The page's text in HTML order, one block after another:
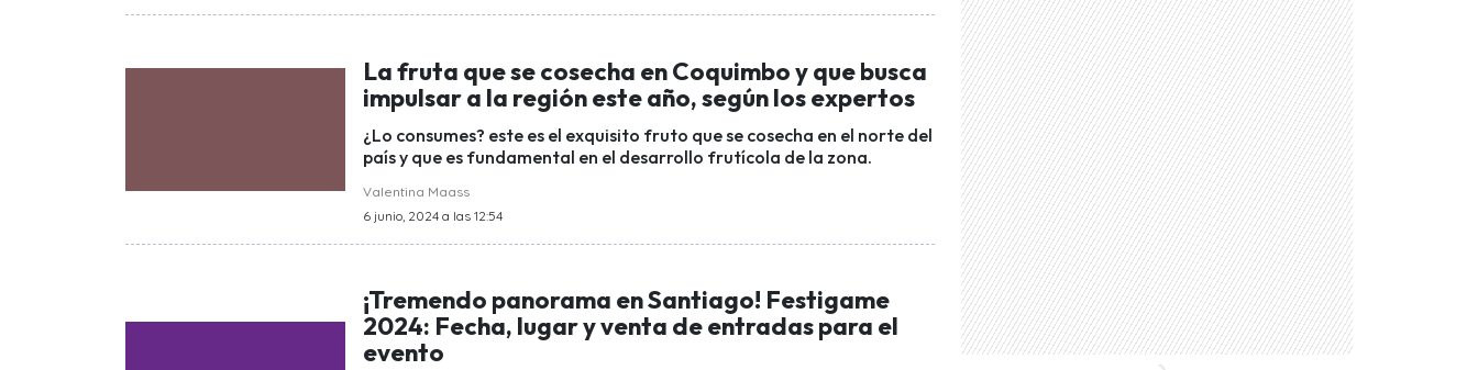
La fruta que se cosecha en Coquimbo y que busca
impulsar a la región este año, según los expertos
¿Lo consumes? este es el exquisito fruto que se cosecha en el norte del
país y que es fundamental en el desarrollo frutícola de la zona.
Valentina Maass
6 junio, 2024 a las 12:54
¡Tremendo panorama en Santiago! Festigame
2024: Fecha, lugar y venta de entradas para el
evento